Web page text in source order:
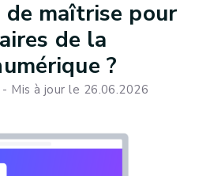
maîtrise pour
de la
?
Mis à jour le 26.06.2026